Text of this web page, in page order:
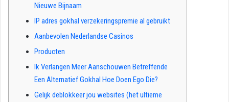
Nieuwe Bijnaam
IP adres gokhal verzekeringspremie al gebruikt
Aanbevolen Nederlandse Casinos
Producten
Ik Verlangen Meer Aanschouwen Betreffende
Een Alternatief Gokhal Hoe Doen Ego Die?
Gelijk deblokkeer jou websites (het ultieme